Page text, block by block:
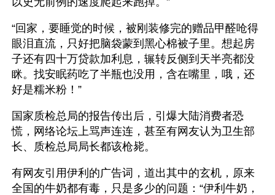
“回家，要睡觉的时候，被刚装修完的赠品甲醛呛得
眼泪直流，只好把脑袋蒙到黑心棉被子里。想起房
子还有四十万贷款加利息，辗转反侧到天半亮都没
眯。找安眠药吃了半瓶也没用，含在嘴里，哦，还
好是糯米粉！”
国家质检总局的报告传出后，引爆大陆消费者恐
慌，网络论坛上骂声连连，甚至有网友认为卫生部
长、质检总局局长都该枪毙。
有网友引用伊利的广告词，道出其中的玄机，原来
全国的牛奶都有毒，只是多少的问题：“伊利牛奶，